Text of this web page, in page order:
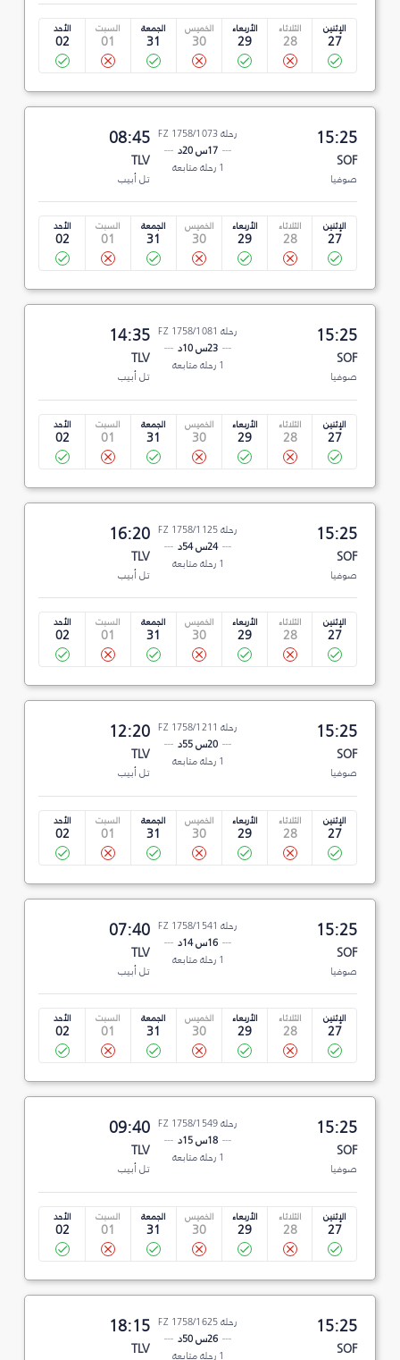
الإثنين
27
الثلاثاء
28
الأربعاء
29
الخميس
30
الجمعة
31
السبت
01
الأحد
02
15:25
SOF
صوفيا
رحلة FZ 1758/1073
17س 20د
1 رحلة متابعة
08:45
TLV
تل أبيب
الإثنين
27
الثلاثاء
28
الأربعاء
29
الخميس
30
الجمعة
31
السبت
01
الأحد
02
15:25
SOF
صوفيا
رحلة FZ 1758/1081
23س 10د
1 رحلة متابعة
14:35
TLV
تل أبيب
الإثنين
27
الثلاثاء
28
الأربعاء
29
الخميس
30
الجمعة
31
السبت
01
الأحد
02
15:25
SOF
صوفيا
رحلة FZ 1758/1125
24س 54د
1 رحلة متابعة
16:20
TLV
تل أبيب
الإثنين
27
الثلاثاء
28
الأربعاء
29
الخميس
30
الجمعة
31
السبت
01
الأحد
02
15:25
SOF
صوفيا
رحلة FZ 1758/1211
20س 55د
1 رحلة متابعة
12:20
TLV
تل أبيب
الإثنين
27
الثلاثاء
28
الأربعاء
29
الخميس
30
الجمعة
31
السبت
01
الأحد
02
15:25
SOF
صوفيا
رحلة FZ 1758/1541
16س 14د
1 رحلة متابعة
07:40
TLV
تل أبيب
الإثنين
27
الثلاثاء
28
الأربعاء
29
الخميس
30
الجمعة
31
السبت
01
الأحد
02
15:25
SOF
صوفيا
رحلة FZ 1758/1549
18س 15د
1 رحلة متابعة
09:40
TLV
تل أبيب
الإثنين
27
الثلاثاء
28
الأربعاء
29
الخميس
30
الجمعة
31
السبت
01
الأحد
02
15:25
SOF
رحلة FZ 1758/1625
26س 50د
1 رحلة متابعة
18:15
TLV